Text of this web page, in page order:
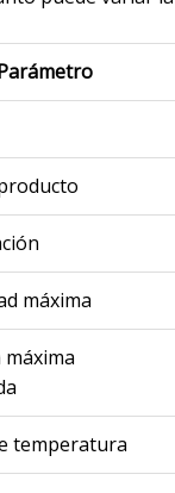
máxima
máxima
temperatura